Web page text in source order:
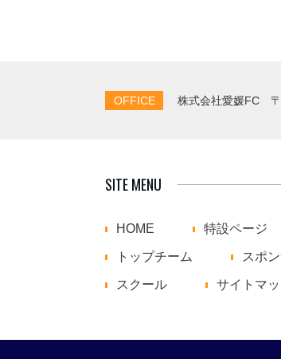
OFFICE 株式会社愛媛FC
SITE MENU
HOME 特設ページ
トップチーム スポ
スクール サイトマ